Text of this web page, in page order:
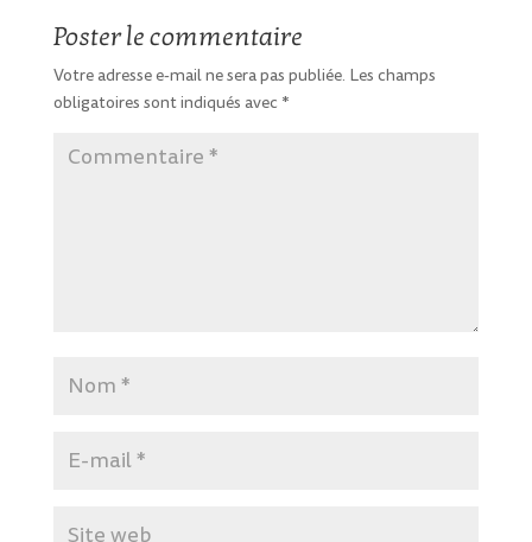
Poster le commentaire
Votre adresse e-mail ne sera pas publiée. Les champs
obligatoires sont indiqués avec *